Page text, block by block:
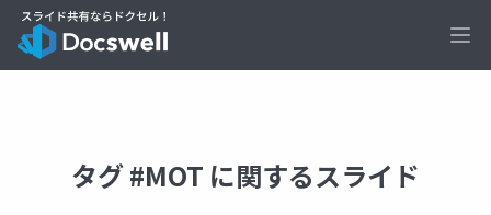
タグ #MOT に関するスライド